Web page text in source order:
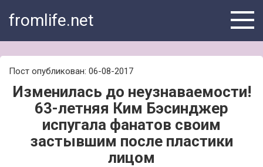
fromlife.net
Пост опубликован: 06-08-2017
Изменилась до неузнаваемости!
63-летняя Ким Бэсинджер
испугала фанатов своим
застывшим после пластики
лицом